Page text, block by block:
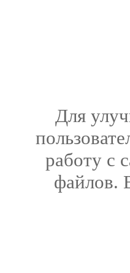
Для
работу с
файлов.